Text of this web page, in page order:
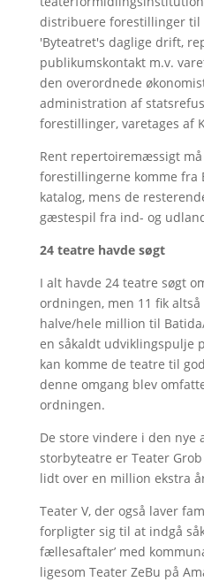
distribuere forestillinger til
'Byteatret's daglige drift,
publikumskontakt m.v.
den overordnede
administration af
forestillinger, varetages af
Rent repertoiremæssigt
forestillingerne komme fra
katalog, mens de
gæstespil fra ind- og
24 teatre havde søgt
I alt havde 24 teatre søgt
ordningen, men 11 fik
halve/hele million til
en såkaldt udviklingspulje
kan komme de teatre til
denne omgang blev
ordningen.
De store vindere i den nye
storbyteatre er Teater
lidt over en million ekstra
Teater V, der også laver
forpligter sig til at indgå
fællesaftaler’ med
ligesom Teater ZeBu på